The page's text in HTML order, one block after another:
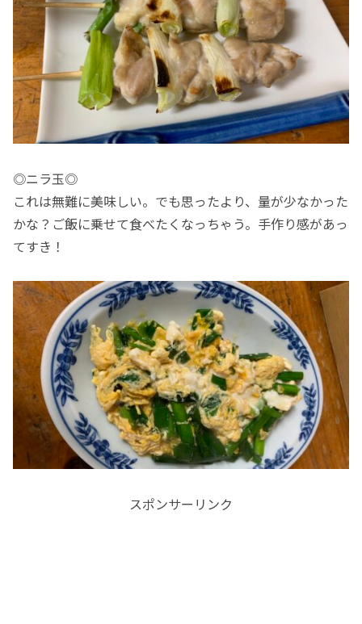
◎ニラ玉◎
これは無難に美味しい。でも思ったより、量が少なかった
かな？ご飯に乗せて食べたくなっちゃう。手作り感があっ
てすき！
スポンサーリンク